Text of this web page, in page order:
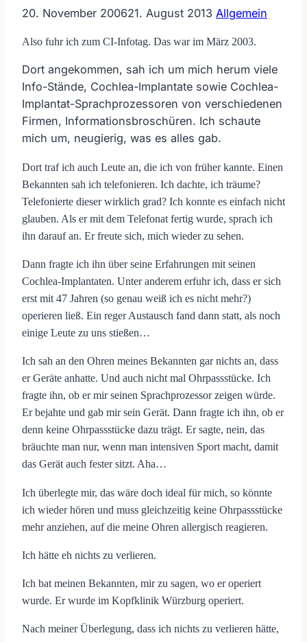
20. November 200621. August 2013 Allgemein
Also fuhr ich zum CI-Infotag. Das war im März 2003.
Dort angekommen, sah ich um mich herum viele
Info-Stände, Cochlea-Implantate sowie Cochlea-
Implantat-Sprachprozessoren von verschiedenen
Firmen, Informationsbroschüren. Ich schaute
mich um, neugierig, was es alles gab.
Dort traf ich auch Leute an, die ich von früher kannte. Einen
Bekannten sah ich telefonieren. Ich dachte, ich träume?
Telefonierte dieser wirklich grad? Ich konnte es einfach nicht
glauben. Als er mit dem Telefonat fertig wurde, sprach ich
ihn darauf an. Er freute sich, mich wieder zu sehen.
Dann fragte ich ihn über seine Erfahrungen mit seinen
Cochlea-Implantaten. Unter anderem erfuhr ich, dass er sich
erst mit 47 Jahren (so genau weiß ich es nicht mehr?)
operieren ließ. Ein reger Austausch fand dann statt, als noch
einige Leute zu uns stießen…
Ich sah an den Ohren meines Bekannten gar nichts an, dass
er Geräte anhatte. Und auch nicht mal Ohrpassstücke. Ich
fragte ihn, ob er mir seinen Sprachprozessor zeigen würde.
Er bejahte und gab mir sein Gerät. Dann fragte ich ihn, ob er
denn keine Ohrpassstücke dazu trägt. Er sagte, nein, das
bräuchte man nur, wenn man intensiven Sport macht, damit
das Gerät auch fester sitzt. Aha…
Ich überlegte mir, das wäre doch ideal für mich, so könnte
ich wieder hören und muss gleichzeitig keine Ohrpassstücke
mehr anziehen, auf die meine Ohren allergisch reagieren.
Ich hätte eh nichts zu verlieren.
Ich bat meinen Bekannten, mir zu sagen, wo er operiert
wurde. Er wurde im Kopfklinik Würzburg operiert.
Nach meiner Überlegung, dass ich nichts zu verlieren hätte,